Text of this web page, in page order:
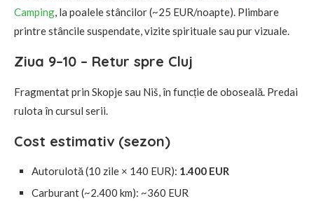
Camping, la poalele stâncilor (~25 EUR/noapte). Plimbare
printre stâncile suspendate, vizite spirituale sau pur vizuale.
Ziua 9–10 – Retur spre Cluj
Fragmentat prin Skopje sau Niš, în funcție de oboseală. Predai
rulota în cursul serii.
Cost estimativ (sezon)
Autorulotă (10 zile × 140 EUR): 1.400 EUR
Carburant (~2.400 km): ~360 EUR